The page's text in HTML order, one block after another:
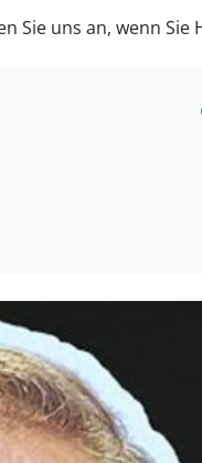
Sie uns an, wenn